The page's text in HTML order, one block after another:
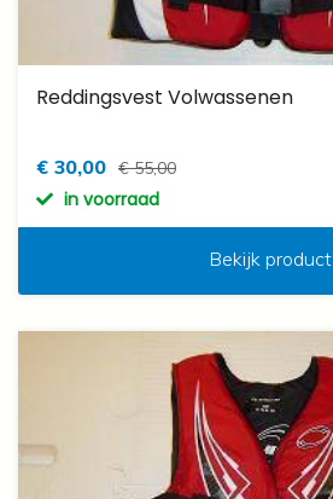
Reddingsvest Volwassenen
€ 30,00 € 55,00
in voorraad
Bekijk product